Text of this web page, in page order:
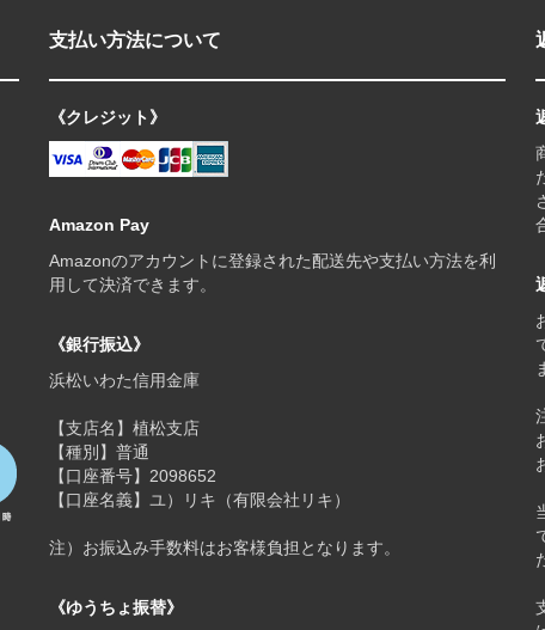
支払い方法について
《クレジット》
Amazon Pay
Amazonのアカウントに登録された配送先や支払い方法を利
用して決済できます。
《銀行振込》
浜松いわた信用金庫
【支店名】植松支店
【種別】普通
【口座番号】2098652
【口座名義】ユ）リキ（有限会社リキ）
注）お振込み手数料はお客様負担となります。
《ゆうちょ振替》